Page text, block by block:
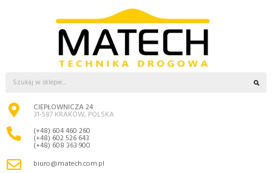
CIEPŁOWNICZA 24
31-587 KRAKÓW, POLSKA
(+48) 604 460 260
(+48) 602 526 643
(+48) 608 363 900
biuro@matech.com.pl